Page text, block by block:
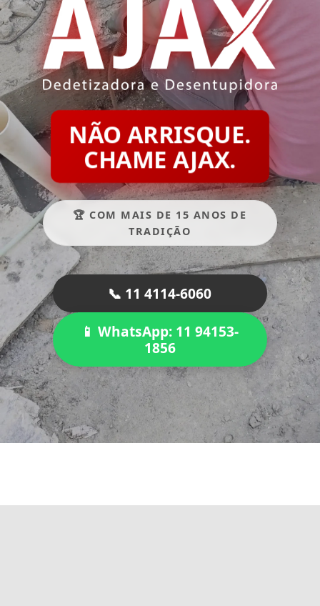
NÃO ARRISQUE.
CHAME AJAX.
🏆 COM MAIS DE 15 ANOS DE
TRADIÇÃO
📞 11 4114-6060
📱 WhatsApp: 11 94153-
1856